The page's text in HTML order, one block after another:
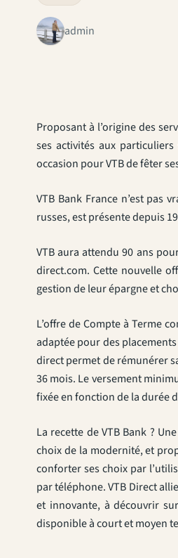
admin
Proposant à l’origine des
ses activités aux
occasion pour VTB de fêter
VTB Bank France n’est pas
russes, est présente depuis
VTB aura attendu 90 ans
direct.com. Cette nouvelle
gestion de leur épargne et
L’offre de Compte à Terme
adaptée pour des
direct permet de rémunérer
36 mois. Le versement
fixée en fonction de la durée
La recette de VTB Bank ?
choix de la modernité, et
conforter ses choix par
par téléphone. VTB Direct
et innovante, à découvrir
disponible à court et moyen